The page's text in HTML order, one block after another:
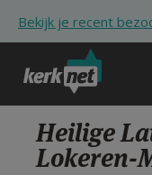
Bekijk je recent
KERK
Heilige
Lokeren-